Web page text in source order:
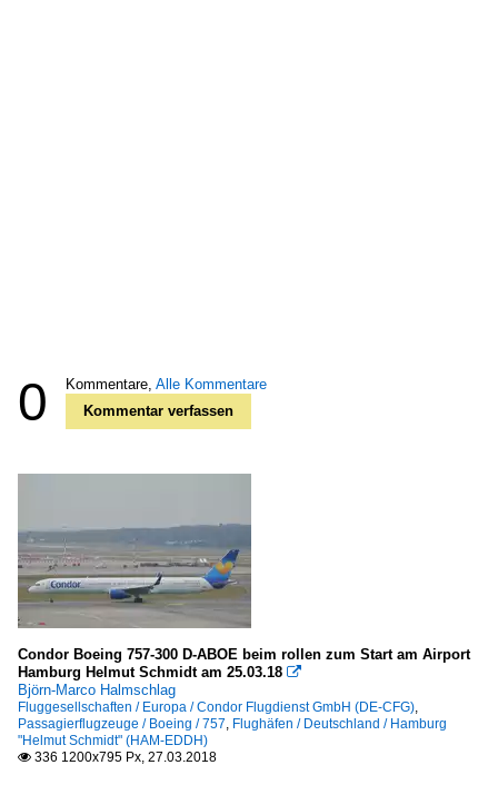
0 Kommentare, Alle Kommentare
Kommentar verfassen
Condor Boeing 757-300 D-ABOE beim rollen zum Start am Airport
Hamburg Helmut Schmidt am 25.03.18 
Björn-Marco Halmschlag
Fluggesellschaften / Europa / Condor Flugdienst GmbH (DE-CFG),
Passagierflugzeuge / Boeing / 757, Flughäfen / Deutschland / Hamburg
"Helmut Schmidt" (HAM-EDDH)
 336 1200x795 Px, 27.03.2018